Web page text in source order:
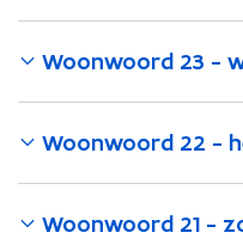
Woonwoord 23 -
Woonwoord 22 -
Woonwoord 21 -